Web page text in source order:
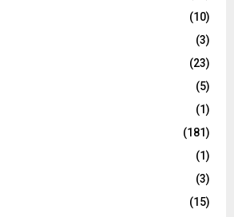
(10)
(3)
(23)
(5)
(1)
(181)
(1)
(3)
(15)